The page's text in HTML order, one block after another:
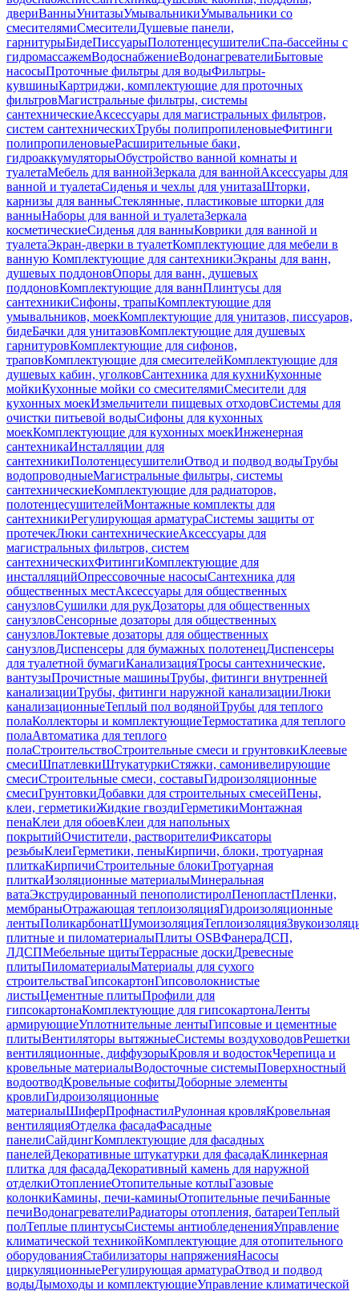
двериВанныУнитазыУмывальникиУмывальники со
смесителямиСмесителиДушевые панели,
гарнитурыБидеПиссуарыПолотенцесушителиСпа-бассейны с
гидромассажемВодоснабжениеВодонагревателиБытовые
насосыПроточные фильтры для водыФильтры-
кувшиныКартриджи, комплектующие для проточных
фильтровМагистральные фильтры, системы
сантехническиеАксессуары для магистральных фильтров,
систем сантехническихТрубы полипропиленовыеФитинги
полипропиленовыеРасширительные баки,
гидроаккумуляторыОбустройство ванной комнаты и
туалетаМебель для ваннойЗеркала для ваннойАксессуары для
ванной и туалетаСиденья и чехлы для унитазаШторки,
карнизы для ванныСтеклянные, пластиковые шторки для
ванныНаборы для ванной и туалетаЗеркала
косметическиеСиденья для ванныКоврики для ванной и
туалетаЭкран-дверки в туалетКомплектующие для мебели в
ванную Комплектующие для сантехникиЭкраны для ванн,
душевых поддоновОпоры для ванн, душевых
поддоновКомплектующие для ваннПлинтусы для
сантехникиСифоны, трапыКомплектующие для
умывальников, моекКомплектующие для унитазов, писсуаров,
бидеБачки для унитазовКомплектующие для душевых
гарнитуровКомплектующие для сифонов,
траповКомплектующие для смесителейКомплектующие для
душевых кабин, уголковСантехника для кухниКухонные
мойкиКухонные мойки со смесителямиСмесители для
кухонных моекИзмельчители пищевых отходовСистемы для
очистки питьевой водыСифоны для кухонных
моекКомплектующие для кухонных моекИнженерная
сантехникаИнсталляции для
сантехникиПолотенцесушителиОтвод и подвод водыТрубы
водопроводныеМагистральные фильтры, системы
сантехническиеКомплектующие для радиаторов,
полотенцесушителейМонтажные комплекты для
сантехникиРегулирующая арматураСистемы защиты от
протечекЛюки сантехническиеАксессуары для
магистральных фильтров, систем
сантехническихФитингиКомплектующие для
инсталляцийОпрессовочные насосыСантехника для
общественных местАксессуары для общественных
санузловСушилки для рукДозаторы для общественных
санузловСенсорные дозаторы для общественных
санузловЛоктевые дозаторы для общественных
санузловДиспенсеры для бумажных полотенецДиспенсеры
для туалетной бумагиКанализацияТросы сантехнические,
вантузыПрочистные машиныТрубы, фитинги внутренней
канализацииТрубы, фитинги наружной канализацииЛюки
канализационныеТеплый пол водянойТрубы для теплого
полаКоллекторы и комплектующиеТермостатика для теплого
полаАвтоматика для теплого
полаСтроительствоСтроительные смеси и грунтовкиКлеевые
смесиШпатлевкиШтукатуркиСтяжки, самонивелирующие
смесиСтроительные смеси, составыГидроизоляционные
смесиГрунтовкиДобавки для строительных смесейПены,
клеи, герметикиЖидкие гвоздиГерметикиМонтажная
пенаКлеи для обоевКлеи для напольных
покрытийОчистители, растворителиФиксаторы
резьбыКлеиГерметики, пеныКирпичи, блоки, тротуарная
плиткаКирпичиСтроительные блокиТротуарная
плиткаИзоляционные материалыМинеральная
ватаЭкструдированный пенополистиролПенопластПленки,
мембраныОтражающая теплоизоляцияГидроизоляционные
лентыПоликарбонатШумоизоляцияТеплоизоляция
плитные и пиломатериалыПлиты OSBФанераДСП,
ЛДСПМебельные щитыТеррасные доскиДревесные
плитыПиломатериалыМатериалы для сухого
строительстваГипсокартонГипсоволокнистые
листыЦементные плитыПрофили для
гипсокартонаКомплектующие для гипсокартонаЛенты
армирующиеУплотнительные лентыГипсовые и цементные
плитыВентиляторы вытяжныеСистемы воздуховодовРешетки
вентиляционные, диффузорыКровля и водостокЧерепица и
кровельные материалыВодосточные системыПоверхностный
водоотводКровельные софитыДоборные элементы
кровлиГидроизоляционные
материалыШиферПрофнастилРулонная кровляКровельная
вентиляцияОтделка фасадаФасадные
панелиСайдингКомплектующие для фасадных
панелейДекоративные штукатурки для фасадаКлинкерная
плитка для фасадаДекоративный камень для наружной
отделкиОтоплениеОтопительные котлыГазовые
колонкиКамины, печи-каминыОтопительные печиБанные
печиВодонагревателиРадиаторы отопления, батареиТеплый
полТеплые плинтусыСистемы антиобледененияУправление
климатической техникойКомплектующие для отопительного
оборудованияСтабилизаторы напряженияНасосы
циркуляционныеРегулирующая арматураОтвод и подвод
водыДымоходы и комплектующиеУправление климатической